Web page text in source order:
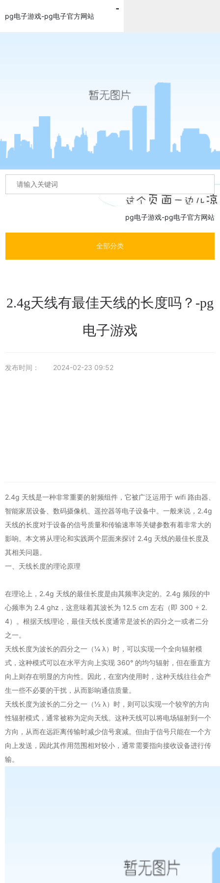
pg电子游戏-pg电子官方网站
pg电子游戏-pg电子官方网站
全部分类
2.4g天线有最佳天线的长度吗？-pg
电子游戏
发布时间： 2024-02-23 09:52
2.4g 天线是一种非常重要的射频组件，它被广泛运用于 wifi 路由器、
智能家居设备、数码摄像机、遥控器等电子设备中。一般来说，2.4g
天线的长度对于设备的信号质量和传输速率等关键参数有着非常大的
影响。本文将从理论和实践两个层面来探讨 2.4g 天线的最佳长度及
其相关问题。
一、天线长度的理论原理
在理论上，2.4g 天线的最佳长度是由其频率决定的。2.4g 频段的中
心频率为 2.4 ghz，这意味着其波长为 12.5 cm 左右（即 300 ÷ 2.
4）。根据天线理论，最佳天线长度通常是波长的四分之一或者二分
之一。
天线长度为波长的四分之一（¼ λ）时，可以实现一个全向辐射模
式，这种模式可以在水平方向上实现 360° 的均匀辐射，但在垂直方
向上则存在明显的方向性。因此，在室内使用时，这种天线往往会产
生一些不必要的干扰，从而影响通信质量。
天线长度为波长的二分之一（½ λ）时，则可以实现一个较窄的方向
性辐射模式，通常被称为定向天线。这种天线可以将电场辐射到一个
方向，从而在远距离传输时减少信号衰减。但由于信号只能在一个方
向上发送，因此其作用范围相对较小，通常需要指向接收设备进行传
输。